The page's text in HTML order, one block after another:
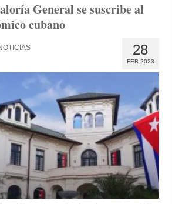
General se suscribe al
cubano
28
FEB 2023